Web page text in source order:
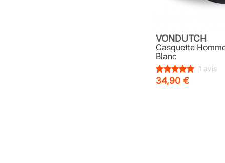
VONDUTCH
Casquette
Blanc
1 avis
34,90 €